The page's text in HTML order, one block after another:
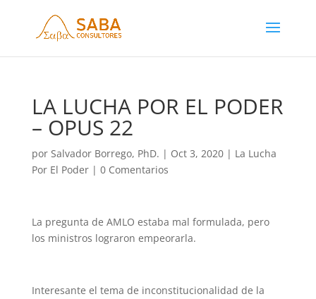
LA LUCHA POR EL PODER
– OPUS 22
por Salvador Borrego, PhD. | Oct 3, 2020| La Lucha
Por El Poder| 0 Comentarios
La pregunta de AMLO estaba mal formulada, pero
los ministros lograron empeorarla.
Interesante el tema de inconstitucionalidad de la